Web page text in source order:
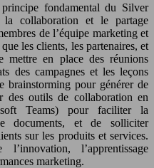
fondamental du Silver
la collaboration et le partage
de l’équipe marketing et
les clients, les partenaires, et
mettre en place des réunions
des campagnes et les leçons
brainstorming pour générer de
des outils de collaboration en
Teams) pour faciliter la
documents, et de solliciter
sur les produits et services.
l’apprentissage
marketing.